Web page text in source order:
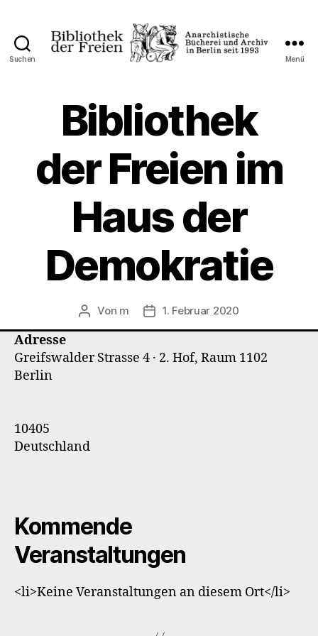
Suchen Menü
Bibliothek
der Freien im
Haus der
Demokratie
Beitragsautor
Von m Veröffentlichungsdatum
1. Februar 2020
Adresse
Greifswalder Strasse 4 · 2. Hof, Raum 1102
Berlin
10405
Deutschland
Kommende
Veranstaltungen
<li>Keine Veranstaltungen an diesem Ort</li>